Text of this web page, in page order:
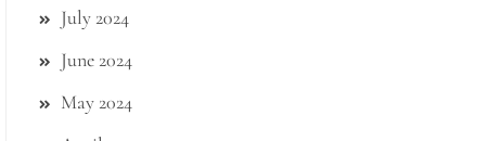
July 2024
June 2024
May 2024